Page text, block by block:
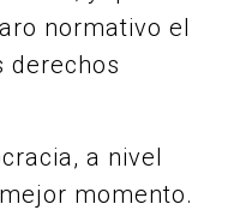
normativo el
derechos
a nivel
momento.